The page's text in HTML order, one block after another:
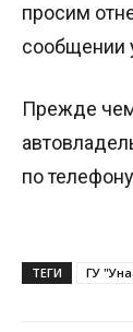
просим
сообщении
Прежде чем
по
ТЕГИ ГУ